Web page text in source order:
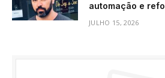
automação e
JULHO 15, 2026